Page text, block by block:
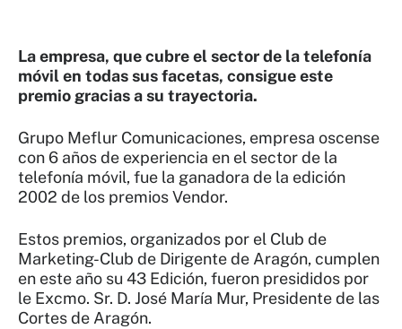
La empresa, que cubre el sector de la telefonía
móvil en todas sus facetas, consigue este
premio gracias a su trayectoria.
Grupo Meflur Comunicaciones, empresa oscense
con 6 años de experiencia en el sector de la
telefonía móvil, fue la ganadora de la edición
2002 de los premios Vendor.
Estos premios, organizados por el Club de
Marketing-Club de Dirigente de Aragón, cumplen
en este año su 43 Edición, fueron presididos por
le Excmo. Sr. D. José María Mur, Presidente de las
Cortes de Aragón.